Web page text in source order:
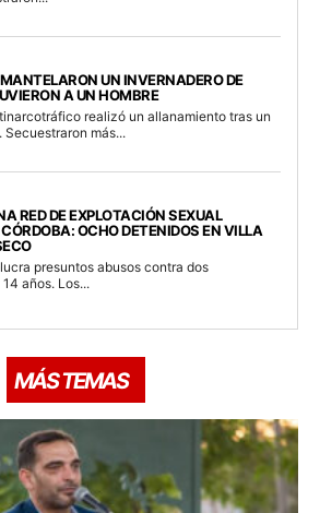
UN INVERNADERO DE
A UN HOMBRE
realizó un allanamiento tras un
más...
RED DE EXPLOTACIÓN SEXUAL
OCHO DETENIDOS EN VILLA
presuntos abusos contra dos
años. Los...
MÁS TEMAS